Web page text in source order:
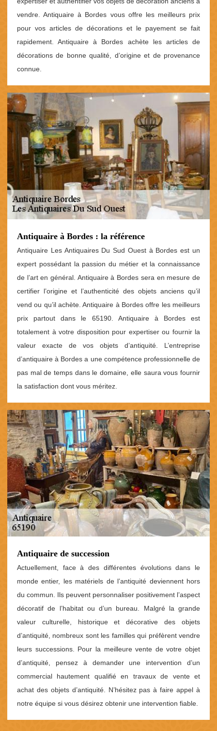
vendre. Antiquaire à Bordes vous offre les meilleurs prix
pour vos articles de décorations et le payement se fait
rapidement. Antiquaire à Bordes achète les articles de
décorations de bonne qualité, d’origine et de provenance
connue.
Antiquaire à Bordes : la référence
Antiquaire Les Antiquaires Du Sud Ouest à Bordes est un
expert possédant la passion du métier et la connaissance
de l’art en général. Antiquaire à Bordes sera en mesure de
certifier l’origine et l’authenticité des objets anciens qu’il
vend ou qu’il achète. Antiquaire à Bordes offre les meilleurs
prix partout dans le 65190. Antiquaire à Bordes est
totalement à votre disposition pour expertiser ou fournir la
valeur exacte de vos objets d’antiquité. L’entreprise
d’antiquaire à Bordes a une compétence professionnelle de
pas mal de temps dans le domaine, elle saura vous fournir
la satisfaction dont vous méritez.
Antiquaire de succession
Actuellement, face à des différentes évolutions dans le
monde entier, les matériels de l’antiquité deviennent hors
du commun. Ils peuvent personnaliser positivement l’aspect
décoratif de l’habitat ou d’un bureau. Malgré la grande
valeur culturelle, historique et décorative des objets
d’antiquité, nombreux sont les familles qui préfèrent vendre
leurs successions. Pour la meilleure vente de votre objet
d’antiquité, pensez à demander une intervention d’un
commercial hautement qualifié en travaux de vente et
achat des objets d’antiquité. N’hésitez pas à faire appel à
notre équipe si vous désirez obtenir une intervention fiable.